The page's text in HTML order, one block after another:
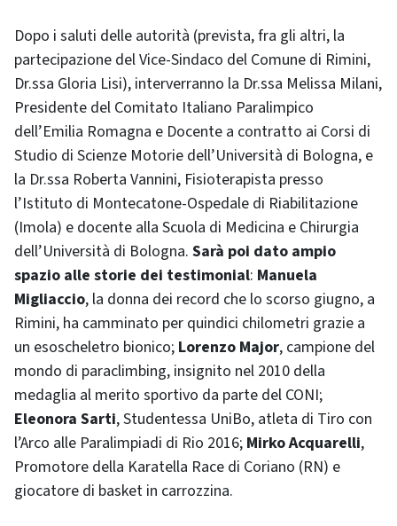
Dopo i saluti delle autorità (prevista, fra gli altri, la
partecipazione del Vice-Sindaco del Comune di Rimini,
Dr.ssa Gloria Lisi), interverranno la Dr.ssa Melissa Milani,
Presidente del Comitato Italiano Paralimpico
dell’Emilia Romagna e Docente a contratto ai Corsi di
Studio di Scienze Motorie dell’Università di Bologna, e
la Dr.ssa Roberta Vannini, Fisioterapista presso
l’Istituto di Montecatone-Ospedale di Riabilitazione
(Imola) e docente alla Scuola di Medicina e Chirurgia
dell’Università di Bologna. Sarà poi dato ampio
spazio alle storie dei testimonial: Manuela
Migliaccio, la donna dei record che lo scorso giugno, a
Rimini, ha camminato per quindici chilometri grazie a
un esoscheletro bionico; Lorenzo Major, campione del
mondo di paraclimbing, insignito nel 2010 della
medaglia al merito sportivo da parte del CONI;
Eleonora Sarti, Studentessa UniBo, atleta di Tiro con
l’Arco alle Paralimpiadi di Rio 2016; Mirko Acquarelli,
Promotore della Karatella Race di Coriano (RN) e
giocatore di basket in carrozzina.